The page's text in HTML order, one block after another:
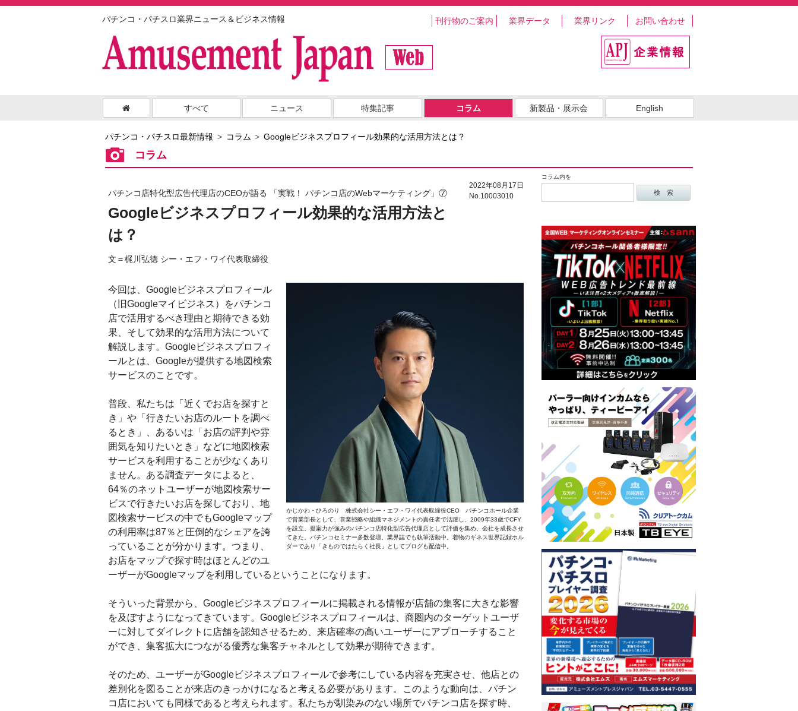
パチンコ・パチスロ業界ニュース＆ビジネス情報 刊行物のご案内 業界データ 業界リンク お問い合わせ
すべて ニュース 特集記事 コラム 新製品・展示会 English
パチンコ・パチスロ最新情報 コラム Googleビジネスプロフィール効果的な活用方法とは？
コラム
コラム内を
2022年08月17日
No.10003010
パチンコ店特化型広告代理店のCEOが語る 「実戦！ パチンコ店のWebマーケティング」⑦
Googleビジネスプロフィール効果的な活用方法と
は？
文＝梶川弘徳 シー・エフ・ワイ代表取締役
かじかわ・ひろのり 株式会社シー・エフ・ワイ代表取締役CEO パチンコホール企業
で営業部長として、営業戦略や組織マネジメントの責任者で活躍し、2009年33歳でCFY
を設立。提案力が強みのパチンコ店特化型広告代理店として評価を集め、会社を成長させ
てきた。パチンコセミナー多数登壇。業界誌でも執筆活動中。着物のギネス世界記録ホル
ダーであり「きものではたらく社長」としてブログも配信中。
今回は、Googleビジネスプロフィール
（旧Googleマイビジネス）をパチンコ
店で活用するべき理由と期待できる効
果、そして効果的な活用方法について
解説します。Googleビジネスプロフィ
ールとは、Googleが提供する地図検索
サービスのことです。
普段、私たちは「近くでお店を探すと
き」や「行きたいお店のルートを調べ
るとき」、あるいは「お店の評判や雰
囲気を知りたいとき」などに地図検索
サービスを利用することが少なくあり
ません。ある調査データによると、
64％のネットユーザーが地図検索サー
ビスで行きたいお店を探しており、地
図検索サービスの中でもGoogleマップ
の利用率は87％と圧倒的なシェアを誇
っていることが分かります。つまり、
お店をマップで探す時はほとんどのユ
ーザーがGoogleマップを利用しているということになります。
そういった背景から、Googleビジネスプロフィールに掲載される情報が店舗の集客に大きな影響
を及ぼすようになってきています。Googleビジネスプロフィールは、商圏内のターゲットユーザ
ーに対してダイレクトに店舗を認知させるため、来店確率の高いユーザーにアプローチすること
ができ、集客拡大につながる優秀な集客チャネルとして効果が期待できます。
そのため、ユーザーがGoogleビジネスプロフィールで参考にしている内容を充実させ、他店との
差別化を図ることが来店のきっかけになると考える必要があります。このような動向は、パチン
コ店においても同様であると考えられます。私たちが馴染みのない場所でパチンコ店を探す時、